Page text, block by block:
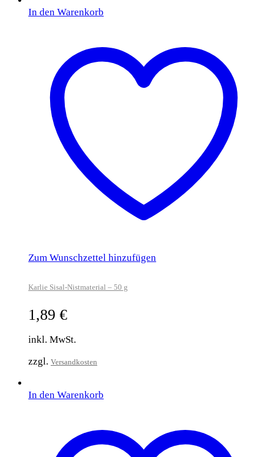
In den Warenkorb
Zum Wunschzettel hinzufügen
Karlie Sisal-Nistmaterial – 50 g
1,89 €
inkl. MwSt.
zzgl. Versandkosten
In den Warenkorb